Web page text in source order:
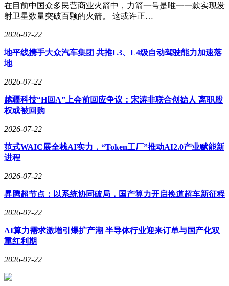
在目前中国众多民营商业火箭中，力箭一号是唯一一款实现发
射卫星数量突破百颗的火箭。 这或许正…
2026-07-22
地平线携手大众汽车集团 共推L3、L4级自动驾驶能力加速落
地
2026-07-22
越疆科技“H回A”上会前回应争议：宋涛非联合创始人 离职股
权或被回购
2026-07-22
范式WAIC展全栈AI实力，“Token工厂”推动AI2.0产业赋能新
进程
2026-07-22
昇腾超节点：以系统协同破局，国产算力开启换道超车新征程
2026-07-22
AI算力需求激增引爆扩产潮 半导体行业迎来订单与国产化双
重红利期
2026-07-22